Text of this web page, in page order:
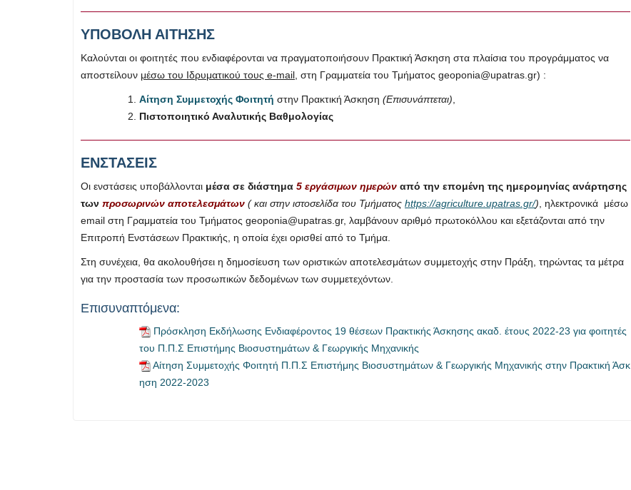
ΥΠΟΒΟΛΗ ΑΙΤΗΣΗΣ
Καλούνται οι φοιτητές που ενδιαφέρονται να πραγματοποιήσουν Πρακτική Άσκηση στα πλαίσια του προγράμματος να
αποστείλουν μέσω του Ιδρυματικού τους e-mail , στη Γραμματεία του Τμήματος geoponia@upatras.gr) :
Αίτηση Συμμετοχής Φοιτητή στην Πρακτική Άσκηση (Επισυνάπτεται)
Πιστοποιητικό Αναλυτικής Βαθμολογίας
ΕΝΣΤΑΣΕΙΣ
Οι ενστάσεις υποβάλλονται μέσα σε διάστημα 5 εργάσιμων ημερών από την επομένη της ημερομηνίας ανάρτησης
των προσωρινών αποτελεσμάτων (και στην ιστοσελίδα του Τμήματος https://agriculture.upatras.gr/) , ηλεκτρονικά μέσω
email στη Γραμματεία του Τμήματος geoponia@upatras.gr, λαμβάνουν αριθμό πρωτοκόλλου και εξετάζονται από την
Επιτροπή Ενστάσεων Πρακτικής, η οποία έχει ορισθεί από το Τμήμα.
Στη συνέχεια, θα ακολουθήσει η δημοσίευση των οριστικών αποτελεσμάτων συμμετοχής στην Πράξη, τηρώντας τα μέτρα
για την προστασία των προσωπικών δεδομένων των συμμετεχόντων.
Επισυναπτόμενα:
Πρόσκληση Εκδήλωσης Ενδιαφέροντος 19 θέσεων Πρακτικής Άσκησης ακαδ. έτους 2022-23 για φοιτητές
του Π.Π.Σ Επιστήμης Βιοσυστημάτων & Γεωργικής Μηχανικής
Αίτηση Συμμετοχής Φοιτητή Π.Π.Σ Επιστήμης Βιοσυστημάτων & Γεωργικής Μηχανικής στην Πρακτική Άσκ
ηση 2022-2023